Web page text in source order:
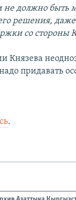
должно быть
решения, даже
со стороны
Князева
придавать
.